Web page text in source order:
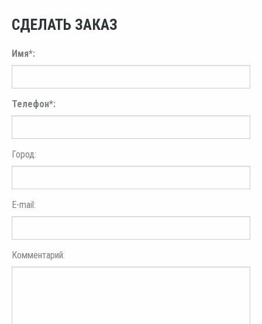
СДЕЛАТЬ ЗАКАЗ
Имя*:
Телефон*:
Город:
E-mail:
Комментарий: